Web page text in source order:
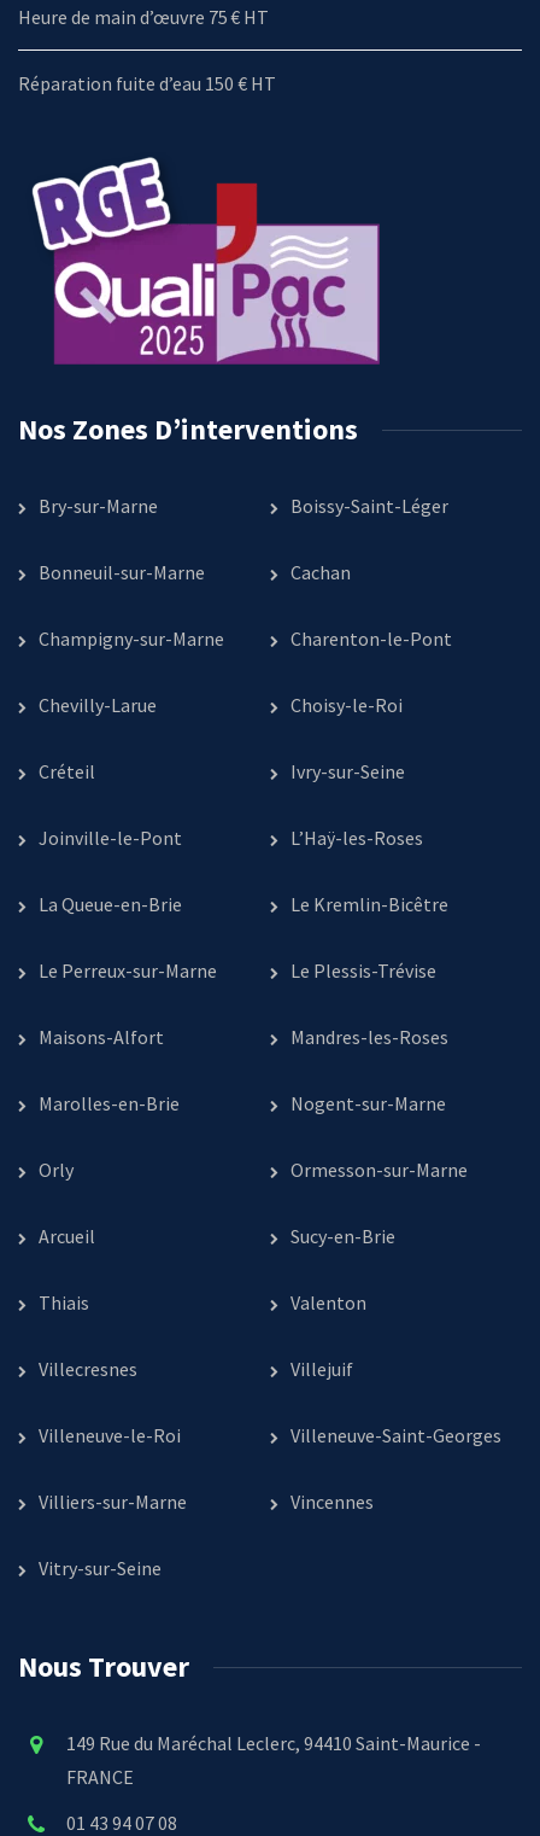
Heure de main d’œuvre 75 € HT
Réparation fuite d’eau 150 € HT
Nos Zones D’interventions
Bry-sur-Marne Boissy-Saint-Léger
Bonneuil-sur-Marne Cachan
Champigny-sur-Marne Charenton-le-Pont
Chevilly-Larue Choisy-le-Roi
Créteil Ivry-sur-Seine
Joinville-le-Pont L’Haÿ-les-Roses
La Queue-en-Brie Le Kremlin-Bicêtre
Le Perreux-sur-Marne Le Plessis-Trévise
Maisons-Alfort Mandres-les-Roses
Marolles-en-Brie Nogent-sur-Marne
Orly Ormesson-sur-Marne
Arcueil Sucy-en-Brie
Thiais Valenton
Villecresnes Villejuif
Villeneuve-le-Roi Villeneuve-Saint-Georges
Villiers-sur-Marne Vincennes
Vitry-sur-Seine
Nous Trouver
149 Rue du Maréchal Leclerc, 94410 Saint-Maurice -
FRANCE
01 43 94 07 08